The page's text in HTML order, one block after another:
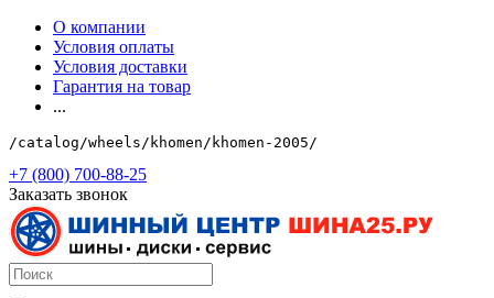
О компании
Условия оплаты
Условия доставки
Гарантия на товар
...
/catalog/wheels/khomen/khomen-2005/
+7 (800) 700-88-25
Заказать звонок